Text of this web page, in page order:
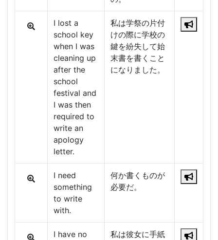
I lost a
school key
when I was
cleaning up
after the
school
festival and
I was then
required to
write an
apology
letter.
私は学祭の片付
けの際に学校の
鍵を紛失して始
末書を書くこと
になりました。
I need
something
to write
with.
何か書くものが
必要だ。
I have no
私は彼女に手紙